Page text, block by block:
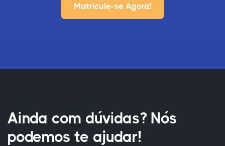
Matricule-se Agora!
Ainda com dúvidas? Nós
podemos te ajudar!